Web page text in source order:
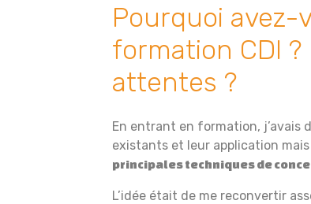
Pourquoi avez-
formation CDI
attentes ?
En entrant en formation, j’avais
existants et leur application
principales techniques de
L’idée était de me reconvertir